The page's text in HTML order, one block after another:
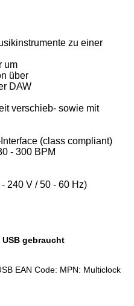
zu einer
um
über
DAW
verschieb- sowie mit
(class compliant)
- 300 BPM
240 V / 50 - 60 Hz)
gebraucht
EAN Code: MPN: Multiclock